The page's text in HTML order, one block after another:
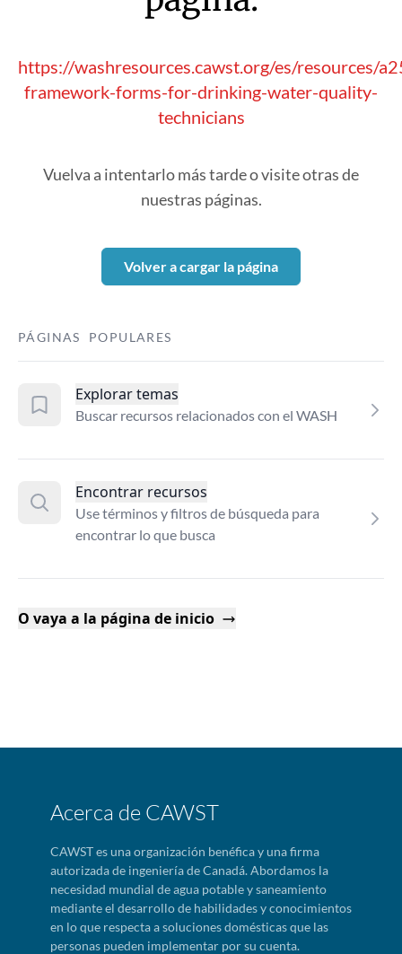
https://washresources.cawst.org/es/resources/
framework-forms-for-drinking-water-quality-
technicians
Vuelva a intentarlo más tarde o visite otras de
nuestras páginas.
Volver a cargar la página
PÁGINAS POPULARES
Explorar temas
Buscar recursos relacionados con el WASH
Encontrar recursos
Use términos y filtros de búsqueda para
encontrar lo que busca
O vaya a la página de inicio
Acerca de CAWST
CAWST es una organización benéfica y una firma
autorizada de ingeniería de Canadá. Abordamos la
necesidad mundial de agua potable y saneamiento
mediante el desarrollo de habilidades y conocimientos
en lo que respecta a soluciones domésticas que las
personas pueden implementar por su cuenta.